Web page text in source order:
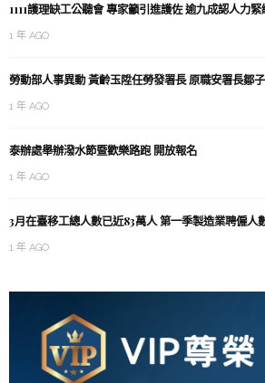
1111護理缺工公聽會 專家籲引進護佐 逾九成認人力
1 年 AGO
勞動部人事異動 黃齡玉陞任勞發署長 原職安署長鄒
1 年 AGO
泰辦處舉辦潑水節暨歡樂路跑 開放報名
1 年 AGO
3月在臺移工總人數已近83萬人 第一季製造業聘僱人
1 年 AGO